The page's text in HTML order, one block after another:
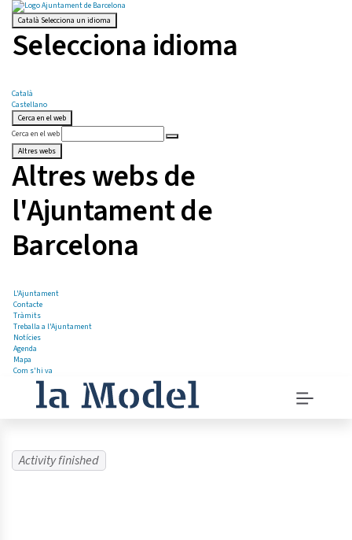
Català Selecciona un idioma
Selecciona idioma
Català
Castellano
Cerca en el web
Cerca en el web
Altres webs
Altres webs de
l'Ajuntament de
Barcelona
L'Ajuntament
Contacte
Tràmits
Treballa a l'Ajuntament
Notícies
Agenda
Mapa
Com s'hi va
instructions
Menu
Activity finished